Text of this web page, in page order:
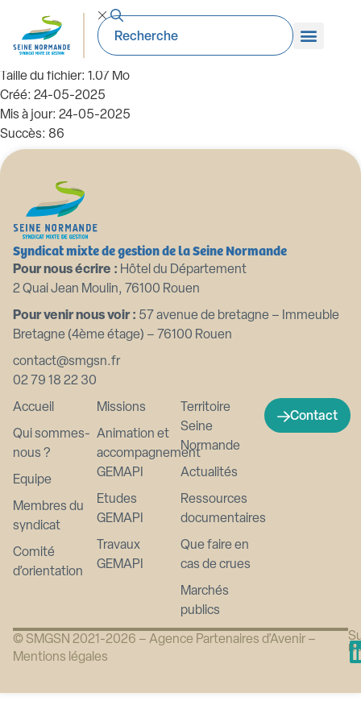
71_AN-2024.03.04. ANNEXE. Budget
primitif 2024
Taille du fichier: 1.07 Mo
Créé: 24-05-2025
Mis à jour: 24-05-2025
Succès: 86
Syndicat mixte de gestion de la Seine Normande
Pour nous écrire : Hôtel du Département
2 Quai Jean Moulin, 76100 Rouen
Pour venir nous voir : 57 avenue de bretagne – Immeuble
Bretagne (4ème étage) – 76100 Rouen
contact@smgsn.fr
02 79 18 22 30
Accueil
Qui sommes-
nous ?
Equipe
Membres du
syndicat
Comité
d’orientation
Missions
Animation et
accompagnement
GEMAPI
Etudes
GEMAPI
Travaux
GEMAPI
Territoire
Seine
Normande
Actualités
Ressources
documentaires
Que faire en
cas de crues
Marchés
publics
Contact
© SMGSN 2021-2026 – Agence Partenaires d’Avenir –
Mentions légales